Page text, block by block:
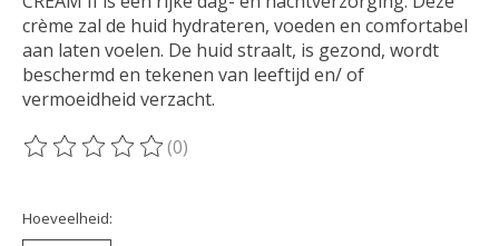
crème zal de huid hydrateren, voeden en comfortabel
aan laten voelen. De huid straalt, is gezond, wordt
beschermd en tekenen van leeftijd en/ of
vermoeidheid verzacht.
De beoordeling van dit product is
(0)
Hoeveelheid: